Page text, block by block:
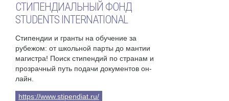
СТИПЕНДИАЛЬНЫЙ ФОНД
STUDENTS INTERNATIONAL
Стипендии и гранты на обучение за
рубежом: от школьной парты до мантии
магистра! Поиск стипендий по странам и
прозрачный путь подачи документов он-
лайн.
https://www.stipendiat.ru/